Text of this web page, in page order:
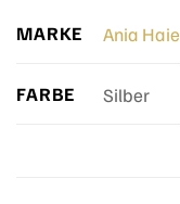
MARKE Ania Haie
FARBE Silber